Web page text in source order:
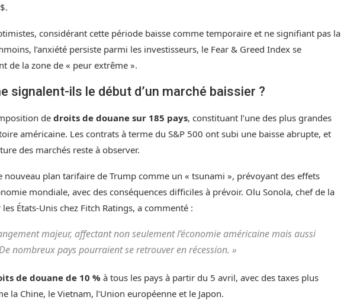
considérant cette période baisse comme temporaire et ne signifiant pas la
l’anxiété persiste parmi les investisseurs, le Fear & Greed Index se
de la zone de « peur extrême ».
signalent-ils le début d’un marché baissier ?
de droits de douane sur 185 pays, constituant l’une des plus grandes
américaine. Les contrats à terme du S&P 500 ont subi une baisse abrupte, et
des marchés reste à observer.
nouveau plan tarifaire de Trump comme un « tsunami », prévoyant des effets
mondiale, avec des conséquences difficiles à prévoir. Olu Sonola, chef de la
États-Unis chez Fitch Ratings, a commenté :
majeur, affectant non seulement l’économie américaine mais aussi
nombreux pays pourraient se retrouver en récession. »
de douane de 10 % à tous les pays à partir du 5 avril, avec des taxes plus
la Chine, le Vietnam, l’Union européenne et le Japon.